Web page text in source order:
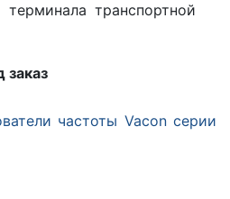
транспортной
заказ
частоты Vacon серии